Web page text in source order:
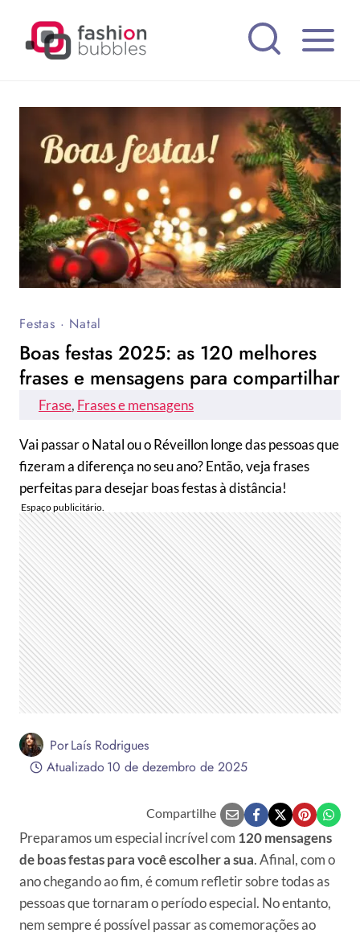
Festas · Natal
Boas festas 2025: as 120 melhores
frases e mensagens para compartilhar
Frase, Frases e mensagens
Vai passar o Natal ou o Réveillon longe das pessoas que
fizeram a diferença no seu ano? Então, veja frases
perfeitas para desejar boas festas à distância!
PorLaís Rodrigues
Atualizado10 de dezembro de 2025
Compartilhe
Preparamos um especial incrível com 120 mensagens
de boas festas para você escolher a sua. Afinal, com o
ano chegando ao fim, é comum refletir sobre todas as
pessoas que tornaram o período especial. No entanto,
nem sempre é possível passar as comemorações ao